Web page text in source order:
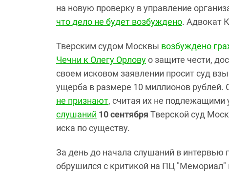
на новую проверку в управление
что дело не будет возбуждено. Адвокат
Тверским судом Москвы возбуждено
Чечни к Олегу Орловуо защите чести,
своем исковом заявлении просит суд
ущерба в размере 10 миллионов
не признают, считая их не подлежащими
слушаний 10 сентября Тверской суд
иска по существу.
За день до начала слушаний в интервью
обрушился с критикой на ПЦ "Мемориал"